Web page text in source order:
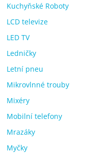
Kuchyňské Roboty
LCD televize
LED TV
Ledničky
Letní pneu
Mikrovlnné trouby
Mixéry
Mobilní telefony
Mrazáky
Myčky